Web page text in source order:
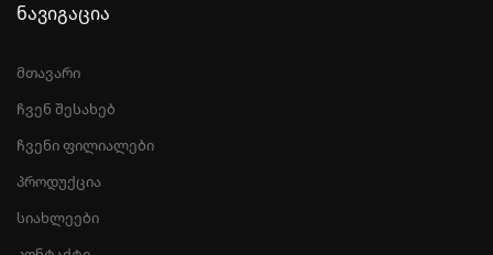
ნავიგაცია
მთავარი
ჩვენ შესახებ
ჩვენი ფილიალები
პროდუქცია
სიახლეები